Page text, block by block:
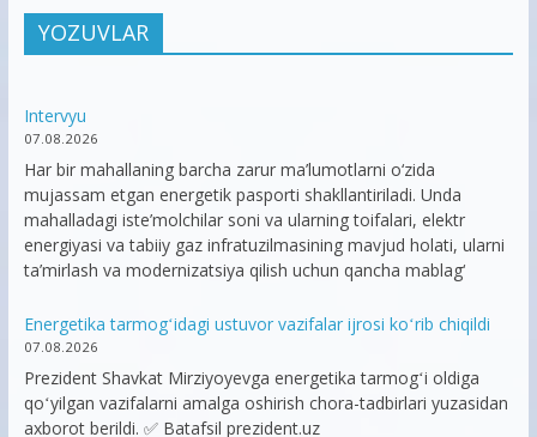
YOZUVLAR
Intervyu
07.08.2026
Har bir mahallaning barcha zarur ma’lumotlarni o‘zida
mujassam etgan energetik pasporti shakllantiriladi. Unda
mahalladagi iste’molchilar soni va ularning toifalari, elektr
energiyasi va tabiiy gaz infratuzilmasining mavjud holati, ularni
ta’mirlash va modernizatsiya qilish uchun qancha mablag‘
Energetika tarmogʻidagi ustuvor vazifalar ijrosi koʻrib chiqildi
07.08.2026
Prezident Shavkat Mirziyoyevga energetika tarmogʻi oldiga
qoʻyilgan vazifalarni amalga oshirish chora-tadbirlari yuzasidan
axborot berildi. ✅ Batafsil prezident.uz